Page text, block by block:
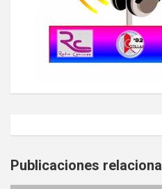
Publicaciones